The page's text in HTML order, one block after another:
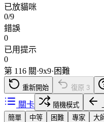
已放貓咪
0/9
錯誤
0
已用提示
0
第 116 關·9x9· 困難
重新開始 復原 3
關卡 隨機模式
簡單
中等 困難 專家 大